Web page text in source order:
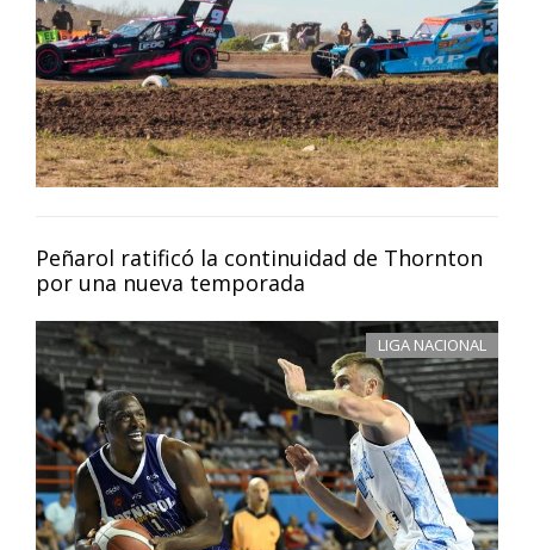
Peñarol ratificó la continuidad de Thornton
por una nueva temporada
LIGA NACIONAL